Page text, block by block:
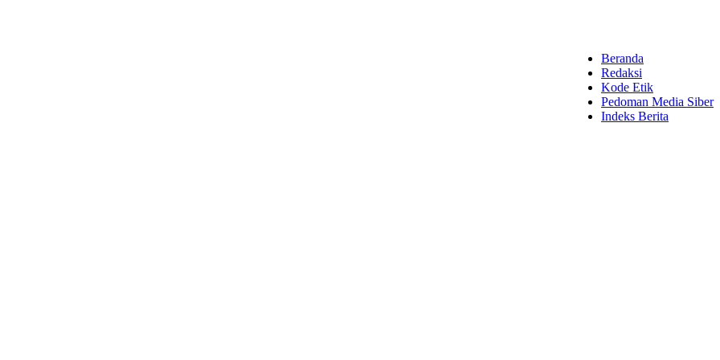
Beranda
Redaksi
Kode Etik
Pedoman Media Siber
Indeks Berita